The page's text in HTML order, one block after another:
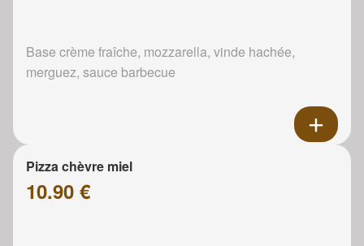
Base crème fraîche, mozzarella, vinde hachée,
merguez, sauce barbecue
Pizza chèvre miel
10.90 €